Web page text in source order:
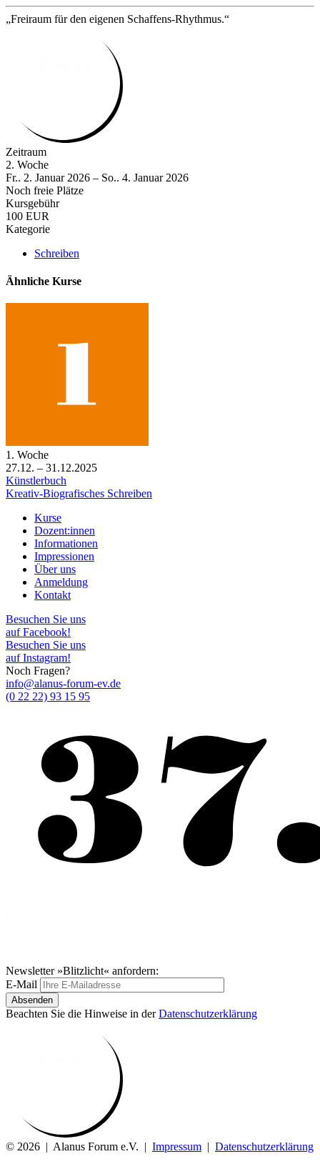
„Freiraum für den eigenen Schaffens-Rhythmus.“
Zeitraum
2. Woche
Fr.. 2. Januar 2026 – So.. 4. Januar 2026
Noch freie Plätze
Kursgebühr
100 EUR
Kategorie
Schreiben
Ähnliche Kurse
1. Woche
27.12. – 31.12.2025
Künstlerbuch
Kreativ-Biografisches Schreiben
Kurse
Dozent:innen
Informationen
Impressionen
Über uns
Anmeldung
Kontakt
Besuchen Sie uns
auf Facebook!
Besuchen Sie uns
auf Instagram!
Noch Fragen?
info@alanus-forum-ev.de
(0 22 22) 93 15 95
Newsletter »Blitzlicht« anfordern:
E-Mail
Absenden
Beachten Sie die Hinweise in derDatenschutzerklärung
© 2026 | Alanus Forum e.V. | Impressum | Datenschutzerklärung